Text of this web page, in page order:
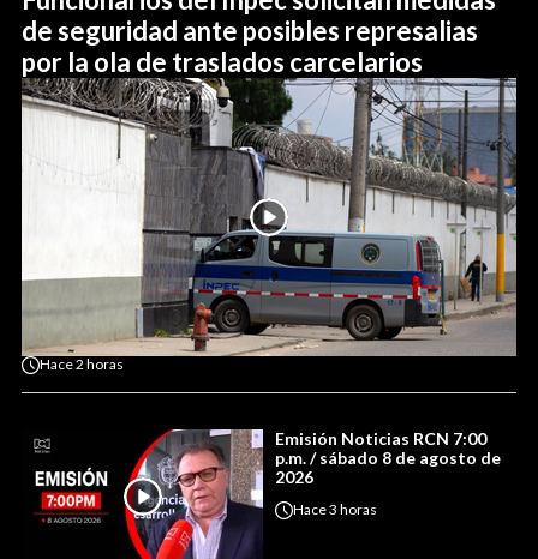
de seguridad ante posibles represalias
por la ola de traslados carcelarios
Hace2 horas
Emisión Noticias RCN 7:00
p.m. / sábado 8 de agosto de
2026
Hace3 horas